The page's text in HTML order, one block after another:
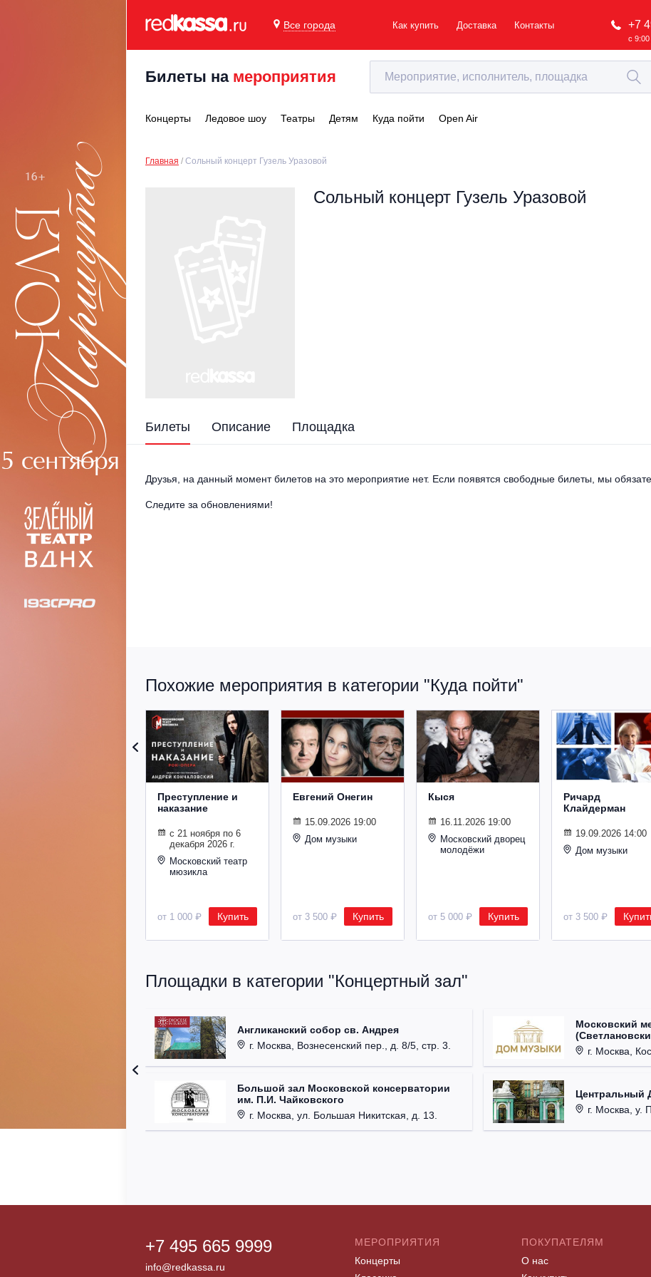
Все города Как купить Доставка Контакты +7
с
Билеты на мероприятия
Концерты Ледовое шоу Театры Детям Куда пойти Open Air
Главная Сольный концерт Гузель Уразовой
Сольный концерт Гузель Уразовой
Билеты Описание Площадка
Друзья, на данный момент билетов на это мероприятие нет. Если появятся свободные билеты, мы
Следите за обновлениями!
Похожие мероприятия в категории "Куда пойти"
Преступление и
наказание
с 21 ноября по 6
декабря 2026 г.
Московский театр
мюзикла
от 1 000 ₽ Купить
Евгений Онегин
15.09.2026 19:00
Дом музыки
от 3 500 ₽ Купить
Кыся
16.11.2026 19:00
Московский дворец
молодёжи
от 5 000 ₽ Купить
Ричард
Клайдерман
19.09.2026 14:00
Дом музыки
от 3 500 ₽
Площадки в категории "Концертный зал"
Англиканский собор св. Андрея
г. Москва, Вознесенский пер., д. 8/5, стр. 3.
Большой зал Московской консерватории
им. П.И. Чайковского
г. Москва, ул. Большая Никитская, д. 13.
Московский
г. Москва,
Центральный
г. Москва, у.
+7 495 665 9999
info@redkassa.ru
МЕРОПРИЯТИЯ
Концерты
ПОКУПАТЕЛЯМ
О нас